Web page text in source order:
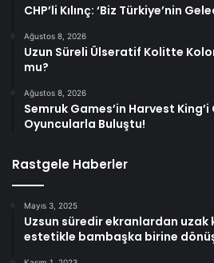
CHP’li Kılınç: ‘Biz Türkiye’nin
Ağustos 8, 2026
Uzun Süreli Ülseratif Kolitte
mu?
Ağustos 8, 2026
Semruk Games’in Harvest
Oyuncularla Buluştu!
Rastgele Haberler
Mayıs 3, 2025
Uzsun süredir ekranlardan uzak
estetikle bambaşka birine